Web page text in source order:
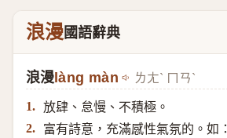
浪漫國語辭典
浪漫làng màn ㄌㄤˋ ㄇㄢˋ
1. 放肆、怠慢、不積極。
2. 富有詩意，充滿感性氣氛的。如：